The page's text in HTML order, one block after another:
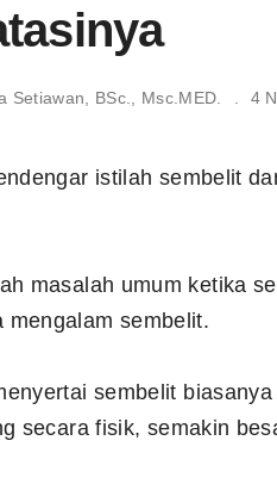
Setiawan, BSc., Msc.MED. 4
istilah sembelit
masalah umum ketika
mengalam sembelit.
sembelit
secara fisik, semakin